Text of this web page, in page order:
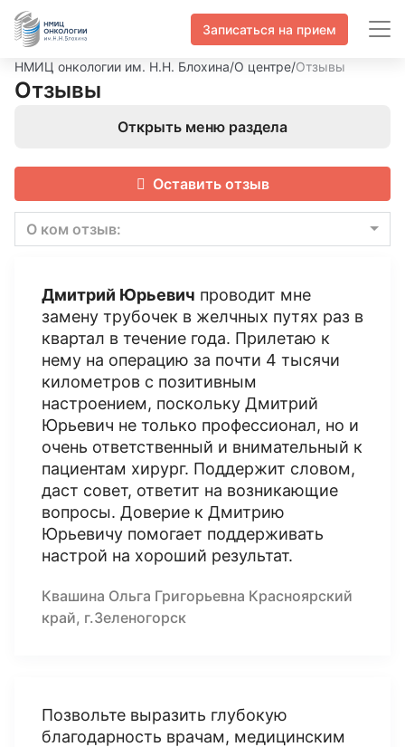
Записаться на прием
НМИЦ онкологии им. Н.Н. Блохина/О центре/Отзывы
Отзывы
Открыть меню раздела
Оставить отзыв
О ком отзыв:
Дмитрий Юрьевич проводит мне
замену трубочек в желчных путях раз в
квартал в течение года. Прилетаю к
нему на операцию за почти 4 тысячи
километров с позитивным
настроением, поскольку Дмитрий
Юрьевич не только профессионал, но и
очень ответственный и внимательный к
пациентам хирург. Поддержит словом,
даст совет, ответит на возникающие
вопросы. Доверие к Дмитрию
Юрьевичу помогает поддерживать
настрой на хороший результат.
Квашина Ольга Григорьевна Красноярский
край, г.Зеленогорск
Позвольте выразить глубокую
благодарность врачам, медицинским